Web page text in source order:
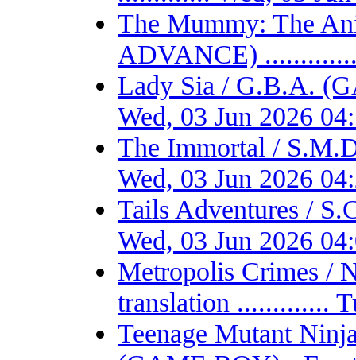
The Mummy: The
ADVANCE)
Lady Sia / G.B.A.
Wed, 03 Jun 2026
The Immortal /
Wed, 03 Jun 2026
Tails Adventures /
Wed, 03 Jun 2026
Metropolis Crimes /
translation .............
Teenage Mutant